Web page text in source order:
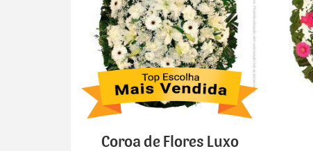
Coroa de Flores Luxo